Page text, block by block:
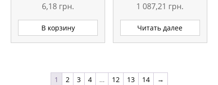
6,18 грн.
В корзину
1 087,21 грн.
Читать далее
1 2 3 4 … 12 13 14 →